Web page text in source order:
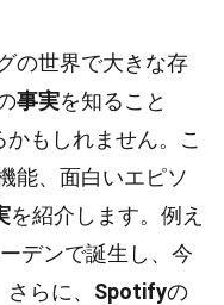
の世界で大きな存
事実を知ること
もしれません。こ
能、面白いエピソ
を紹介します。例え
デンで誕生し、今
らに、 Spotifyの